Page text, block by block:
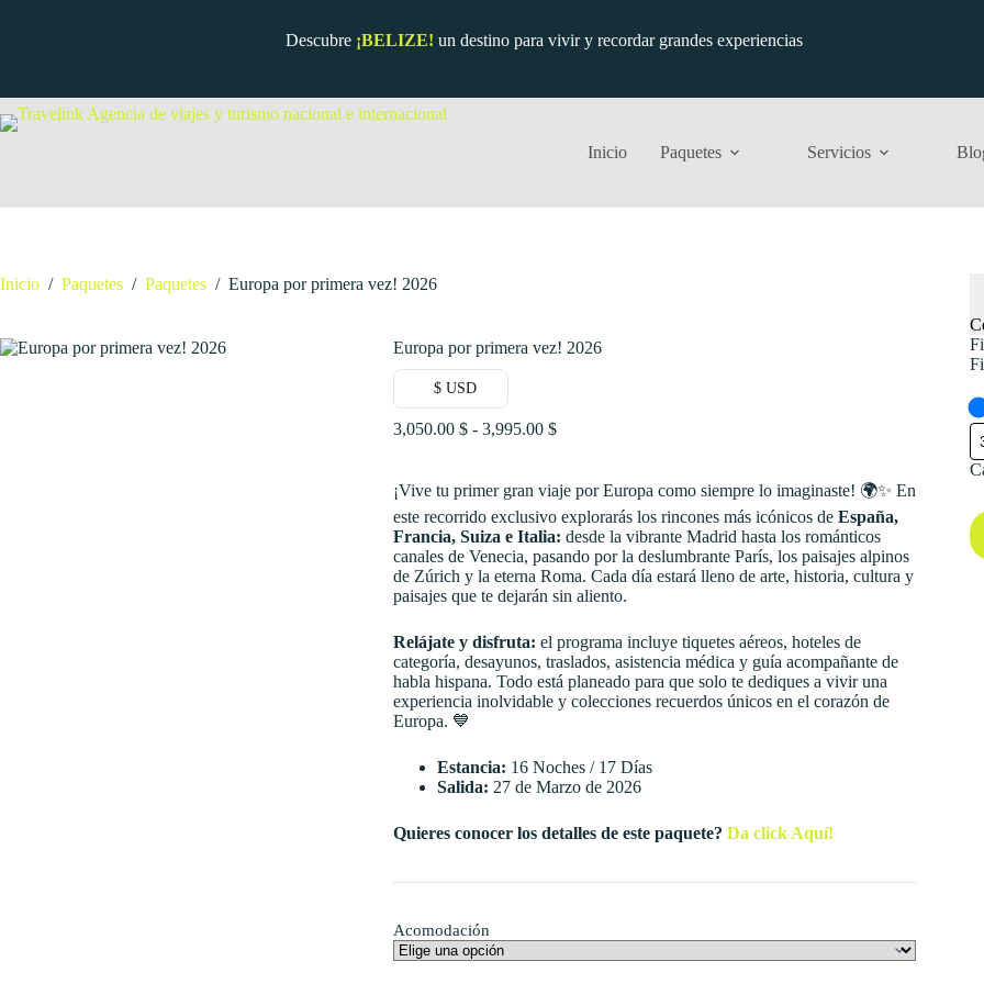
Descubre ¡BELIZE! un destino para vivir y recordar grandes experiencias
Inicio Paquetes Servicios
Inicio / Paquetes / Paquetes / Europa por primera vez! 2026
Europa por primera vez! 2026
$ USD
3,050.00 $ - 3,995.00 $Rango
desde
3,050.00 $
hasta
3,995.00 $
¡Vive tu primer gran viaje por Europa como siempre lo imaginaste! 🌍✨ En
este recorrido exclusivo explorarás los rincones más icónicos de España,
Francia, Suiza e Italia: desde la vibrante Madrid hasta los románticos
canales de Venecia, pasando por la deslumbrante París, los paisajes alpinos
de Zúrich y la eterna Roma. Cada día estará lleno de arte, historia, cultura y
paisajes que te dejarán sin aliento.
Relájate y disfruta: el programa incluye tiquetes aéreos, hoteles de
categoría, desayunos, traslados, asistencia médica y guía acompañante de
habla hispana. Todo está planeado para que solo te dediques a vivir una
experiencia inolvidable y colecciones recuerdos únicos en el corazón de
Europa. 💙
Estancia: 16 Noches / 17 Días
Salida: 27 de Marzo de 2026
Quieres conocer los detalles de este paquete? Da click Aquí!
Acomodación